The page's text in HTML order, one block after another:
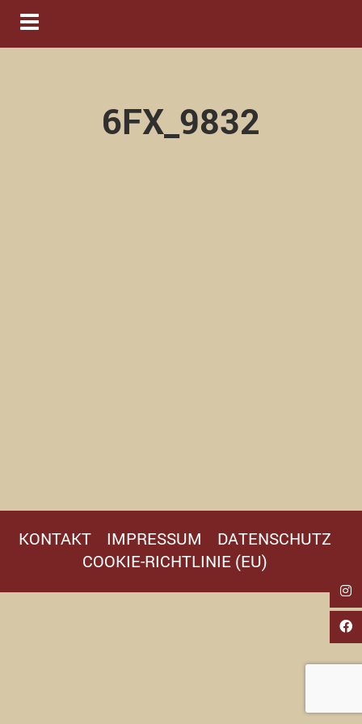
Navigation ein-/ausblenden
6FX_9832
KONTAKT IMPRESSUM
DATENSCHUTZ
COOKIE-RICHTLINIE (EU)